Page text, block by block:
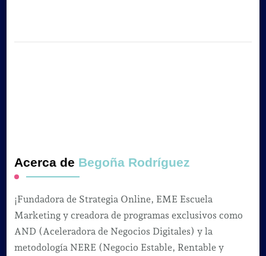
Acerca de Begoña Rodríguez
¡Fundadora de Strategia Online, EME Escuela
Marketing y creadora de programas exclusivos como
AND (Aceleradora de Negocios Digitales) y la
metodología NERE (Negocio Estable, Rentable y